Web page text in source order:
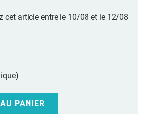
cet article entre le 10/08 et le 12/08
PANIER